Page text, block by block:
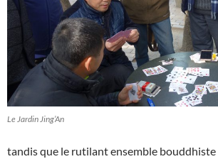
Le Jardin Jing’An
tandis que le rutilant ensemble bouddhiste